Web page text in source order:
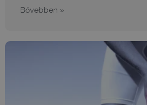
Bővebben »